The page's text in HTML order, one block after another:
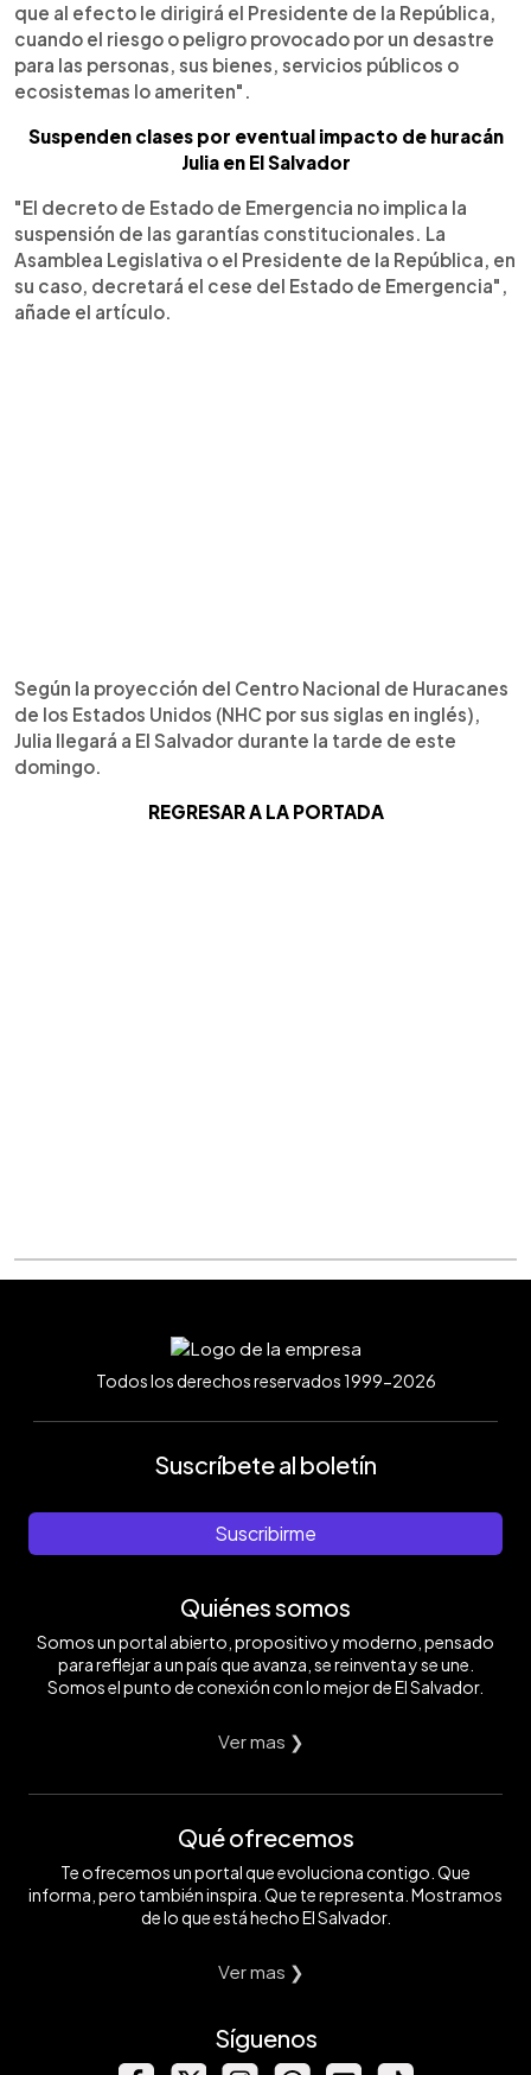
que al efecto le dirigirá el Presidente de la República,
cuando el riesgo o peligro provocado por un desastre
para las personas, sus bienes, servicios públicos o
ecosistemas lo ameriten".
Suspenden clases por eventual impacto de huracán
Julia en El Salvador
"El decreto de Estado de Emergencia no implica la
suspensión de las garantías constitucionales. La
Asamblea Legislativa o el Presidente de la República, en
su caso, decretará el cese del Estado de Emergencia",
añade el artículo.
Según la proyección del Centro Nacional de Huracanes
de los Estados Unidos (NHC por sus siglas en inglés),
Julia llegará a El Salvador durante la tarde de este
domingo.
REGRESAR A LA PORTADA
Todos los derechos reservados 1999-2026
Suscríbete al boletín
Suscribirme
Quiénes somos
Somos un portal abierto, propositivo y moderno, pensado
para reflejar a un país que avanza, se reinventa y se une.
Somos el punto de conexión con lo mejor de El Salvador.
Ver mas ❯
Qué ofrecemos
Te ofrecemos un portal que evoluciona contigo. Que
informa, pero también inspira. Que te representa. Mostramos
de lo que está hecho El Salvador.
Ver mas ❯
Síguenos